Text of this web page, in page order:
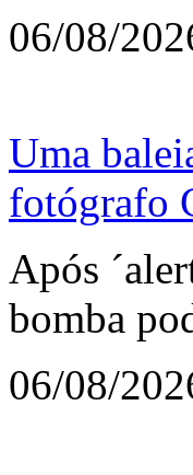
06/08/
Uma
fotógrafo
Após
bomba
06/08/